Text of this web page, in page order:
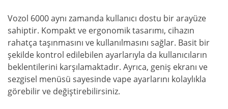
Vozol 6000 aynı zamanda kullanıcı dostu bir arayüze
sahiptir. Kompakt ve ergonomik tasarımı, cihazın
rahatça taşınmasını ve kullanılmasını sağlar. Basit bir
şekilde kontrol edilebilen ayarlarıyla da kullanıcıların
beklentilerini karşılamaktadır. Ayrıca, geniş ekranı ve
sezgisel menüsü sayesinde vape ayarlarını kolaylıkla
görebilir ve değiştirebilirsiniz.